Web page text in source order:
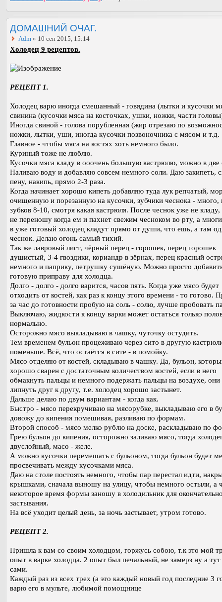
ДОМАШНИЙ ОЧАГ.
Adm » 10 сен 2015, 15:14
Холодец 9 рецептов.
РЕЦЕПТ 1.
Холодец варю иногда смешанный - говядина (лытки и кусочки
свинина (кусочки мяса на косточках, ушки, ножки, части
Иногда свиной - голова порубленная (жир отрезаю по
ножки, лытки, уши, иногда кусочки позвоночника с мясом и т.д.
Главное - чтобы мяса на костях хоть немного было.
Куриный тоже не люблю.
Кусочки мяса кладу в ооочень большую кастрюлю, можно в две
Наливаю воду и добавляю совсем немного соли. Даю закипеть,
пену, накипь, прямо 2-3 раза.
Когда начинает хорошо кипеть добавляю туда лук репчатый,
очищенную и порезанную на кусочки, зубчики чеснока - много,
зубков 8-10, смотря какая кастрюля. После чеснок уже не кладу,
не переношу когда ем и пахнет свежим чесноком во рту, а
в уже готовый холодец кладут прямо от души, что ешь, а там
чеснок. Делаю огонь самый тихий.
Так же лавровый лист, чёрный перец - горошек, перец горошек
душистый, 3-4 гвоздики, кориандр в зёрнах, перец красный
немного и паприку, петрушку сушёную. Можно просто
готовую приправу для холодца.
Долго - долго - долго варится, часов пять. Когда уже мясо будет
отходить от костей, как раз к концу этого времени - то готово.
за час до готовности пробую на соль - солю, лучше пробовать
Выключаю, жидкости к концу варки может остаться только
нормально.
Осторожно мясо выкладываю в чашку, чуточку остудить.
Тем временем бульон процеживаю через сито в другую
поменьше. Всё, что остаётся в сите - в помойку.
Мясо отделяю от костей, складываю в чашку. Да, бульон,
хорошо сварен с достаточным количеством костей, если в него
обмакнуть пальцы и немного подержать пальцы на воздухе, они
липнуть друг к другу, т.е. холодец хорошо застынет.
Дальше делаю по двум вариантам - когда как.
Быстро - мясо перекручиваю на мясорубке, выкладываю его в
довожу до кипения помешивая, разливаю по формам.
Второй способ - мясо мелко рублю на доске, раскладываю по
Грею бульон до кипения, осторожно заливаю мясо, тогда
двуслойный, масо - желе.
А можно кусочки перемешать с бульоном, тогда бульон будет
просвечивать между кусочками мяса.
Даю на столе постоять немного, чтобы пар перестал идти,
крышками, сначала выношу на улицу, чтобы немного остыли, а
некоторое время формы заношу в холодильник для
застывания.
На всё уходит целый день, за ночь застывает, утром готово.
РЕЦЕПТ 2.
Пришла к вам со своим холодцом, горжусь собою, т.к это мой
опыт в варке холодца. 2 опыт был печальный, не замерз ну а тут
сами.
Каждый раз из всех трех (а это каждый новый год последние 3
варю его в мульте, любимой помощнице